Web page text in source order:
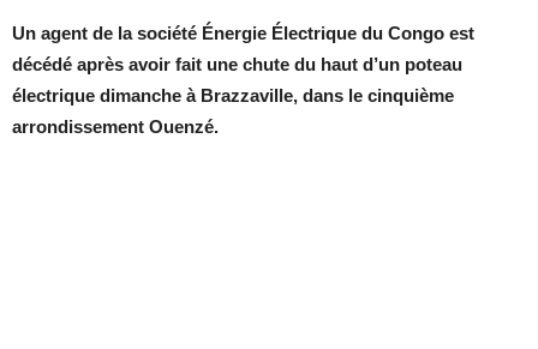
Un agent de la société Énergie Électrique du Congo est
décédé après avoir fait une chute du haut d’un poteau
électrique dimanche à Brazzaville, dans le cinquième
arrondissement Ouenzé.